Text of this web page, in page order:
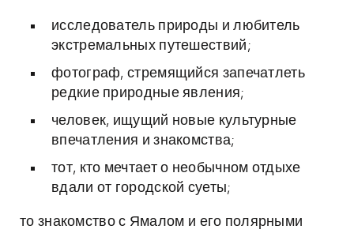
исследователь природы и любитель
экстремальных путешествий;
фотограф, стремящийся запечатлеть
редкие природные явления;
человек, ищущий новые культурные
впечатления и знакомства;
тот, кто мечтает о необычном отдыхе
вдали от городской суеты;
то знакомство с Ямалом и его полярными